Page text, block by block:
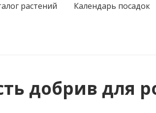
растений Календарь посадок
добрив для